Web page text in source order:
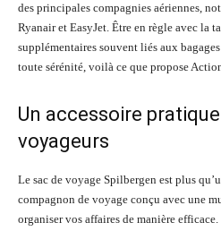
des principales compagnies aériennes,
Ryanair et EasyJet. Être en règle avec la
supplémentaires souvent liés aux
toute sérénité, voilà ce que propose
Un accessoire
voyageurs
Le sac de voyage Spilbergen est plus
compagnon de voyage conçu avec une
organiser vos affaires de manière